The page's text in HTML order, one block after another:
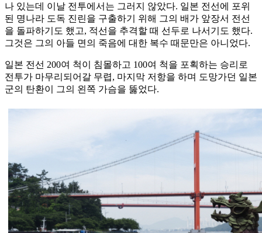
나 있는데 이날 전투에서는 그러지 않았다. 일본 전선에 포위
된 명나라 도독 진린을 구출하기 위해 그의 배가 앞장서 전선
을 돌파하기도 했고, 적선을 추격할 때 선두로 나서기도 했다.
그것은 그의 아들 면의 죽음에 대한 복수 때문만은 아니었다.
일본 전선 200여 척이 침몰하고 100여 척을 포획하는 승리로
전투가 마무리되어갈 무렵, 마지막 저항을 하며 도망가던 일본
군의 탄환이 그의 왼쪽 가슴을 뚫었다.